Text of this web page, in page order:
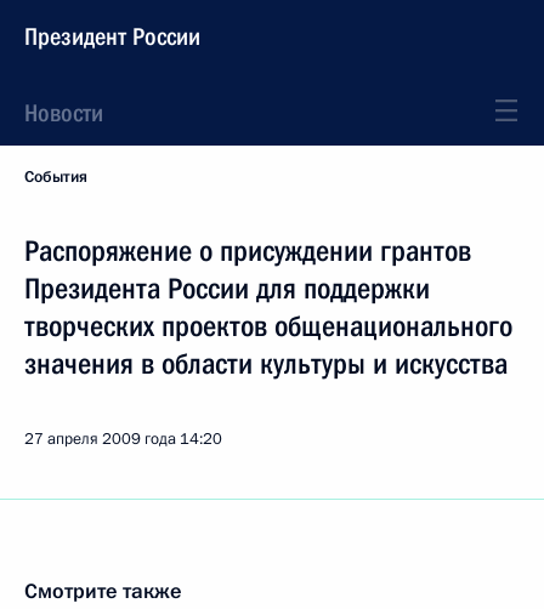
Президент России
Новости
События
Распоряжение о присуждении грантов
Президента России для поддержки
творческих проектов общенационального
значения в области культуры и искусства
27 апреля 2009 года 14:20
Смотрите также